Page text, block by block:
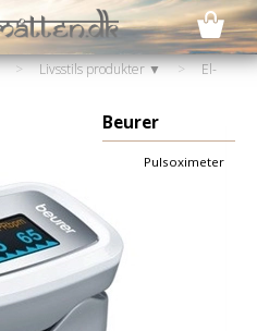
> Livsstils produkter ▼ >
El-
Beurer
Pulsoximeter